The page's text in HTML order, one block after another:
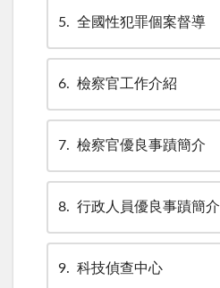
5 全國性犯罪個案督導
6 檢察官工作介紹
7 檢察官優良事蹟簡介
8 行政人員優良事蹟簡介
9 科技偵查中心